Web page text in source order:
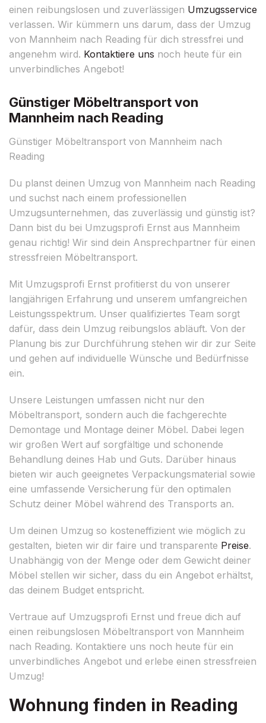
einen reibungslosen und zuverlässigen Umzugsservice
verlassen. Wir kümmern uns darum, dass der Umzug
von Mannheim nach Reading für dich stressfrei und
angenehm wird. Kontaktiere uns noch heute für ein
unverbindliches Angebot!
Günstiger Möbeltransport von
Mannheim nach Reading
Günstiger Möbeltransport von Mannheim nach
Reading
Du planst deinen Umzug von Mannheim nach Reading
und suchst nach einem professionellen
Umzugsunternehmen, das zuverlässig und günstig ist?
Dann bist du bei Umzugsprofi Ernst aus Mannheim
genau richtig! Wir sind dein Ansprechpartner für einen
stressfreien Möbeltransport.
Mit Umzugsprofi Ernst profitierst du von unserer
langjährigen Erfahrung und unserem umfangreichen
Leistungsspektrum. Unser qualifiziertes Team sorgt
dafür, dass dein Umzug reibungslos abläuft. Von der
Planung bis zur Durchführung stehen wir dir zur Seite
und gehen auf individuelle Wünsche und Bedürfnisse
ein.
Unsere Leistungen umfassen nicht nur den
Möbeltransport, sondern auch die fachgerechte
Demontage und Montage deiner Möbel. Dabei legen
wir großen Wert auf sorgfältige und schonende
Behandlung deines Hab und Guts. Darüber hinaus
bieten wir auch geeignetes Verpackungsmaterial sowie
eine umfassende Versicherung für den optimalen
Schutz deiner Möbel während des Transports an.
Um deinen Umzug so kosteneffizient wie möglich zu
gestalten, bieten wir dir faire und transparente Preise.
Unabhängig von der Menge oder dem Gewicht deiner
Möbel stellen wir sicher, dass du ein Angebot erhältst,
das deinem Budget entspricht.
Vertraue auf Umzugsprofi Ernst und freue dich auf
einen reibungslosen Möbeltransport von Mannheim
nach Reading. Kontaktiere uns noch heute für ein
unverbindliches Angebot und erlebe einen stressfreien
Umzug!
Wohnung finden in Reading